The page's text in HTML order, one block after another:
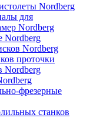
Nordberg
для
Nordberg
Nordberg
Nordberg
проточки
Nordberg
фрезерные
станков